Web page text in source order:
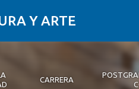
Y ARTE
CARRERA